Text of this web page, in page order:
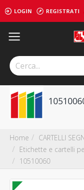
LOGIN REGISTRATI
Home
CARTELLI
Etichette e cartelli
10510060